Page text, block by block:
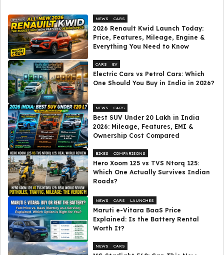
NEWS CARS
2026 Renault Kwid Launch Today:
Price, Features, Mileage, Engine &
Everything You Need to Know
CARS EV
Electric Cars vs Petrol Cars: Which
One Should You Buy in India in 2026?
NEWS CARS
Best SUV Under ₹20 Lakh in India
2026: Mileage, Features, EMI &
Ownership Cost Compared
BIKES COMPARISONS
Hero Xoom 125 vs TVS Ntorq 125:
Which One Actually Survives Indian
Roads?
NEWS CARS LAUNCHES
Maruti e-Vitara BaaS Price
Explained: Is the Battery Rental
Worth It?
NEWS CARS